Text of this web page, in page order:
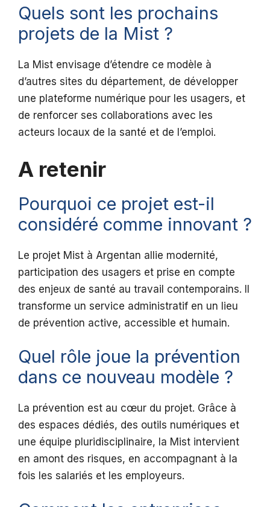
Quels sont les prochains
projets de la Mist ?
La Mist envisage d’étendre ce modèle à
d’autres sites du département, de développer
une plateforme numérique pour les usagers, et
de renforcer ses collaborations avec les
acteurs locaux de la santé et de l’emploi.
A retenir
Pourquoi ce projet est-il
considéré comme innovant ?
Le projet Mist à Argentan allie modernité,
participation des usagers et prise en compte
des enjeux de santé au travail contemporains. Il
transforme un service administratif en un lieu
de prévention active, accessible et humain.
Quel rôle joue la prévention
dans ce nouveau modèle ?
La prévention est au cœur du projet. Grâce à
des espaces dédiés, des outils numériques et
une équipe pluridisciplinaire, la Mist intervient
en amont des risques, en accompagnant à la
fois les salariés et les employeurs.